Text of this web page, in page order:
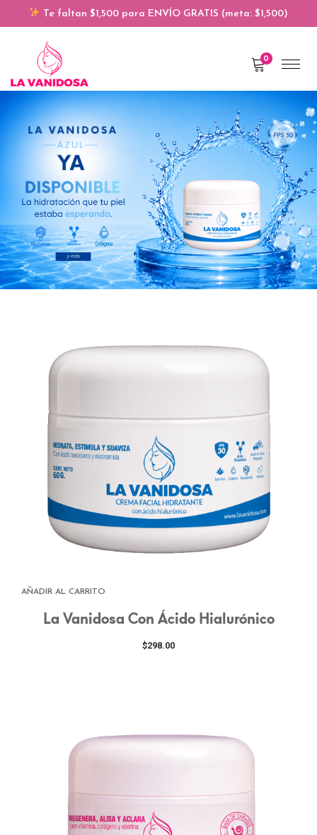
Te faltan $1,500 para ENVÍO GRATIS (meta: $1,500)
0
AÑADIR AL CARRITO
Add to wishlist
La Vanidosa Con Ácido Hialurónico
$298.00